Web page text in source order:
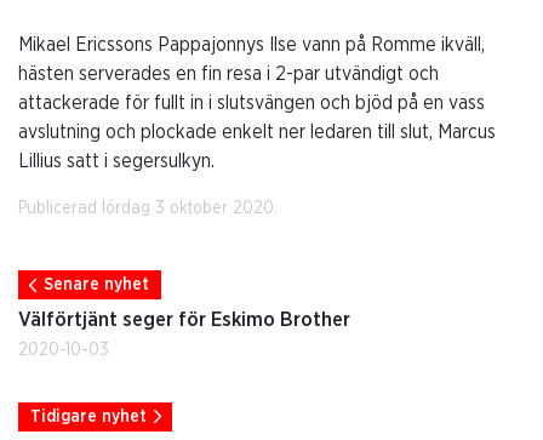
Mikael Ericssons Pappajonnys Ilse vann på Romme ikväll,
hästen serverades en fin resa i 2-par utvändigt och
attackerade för fullt in i slutsvängen och bjöd på en vass
avslutning och plockade enkelt ner ledaren till slut, Marcus
Lillius satt i segersulkyn.
Publicerad lördag 3 oktober 2020.
Senare nyhet
Välförtjänt seger för Eskimo Brother
2020-10-03
Tidigare nyhet